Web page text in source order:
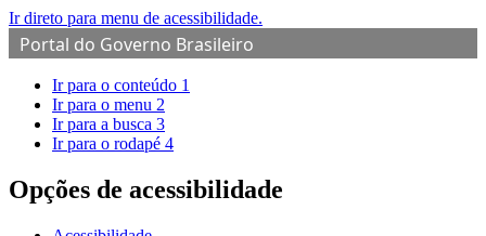
Ir direto para menu de acessibilidade.
Portal do Governo Brasileiro
Ir para o conteúdo 1
Ir para o menu 2
Ir para a busca 3
Ir para o rodapé 4
Opções de acessibilidade